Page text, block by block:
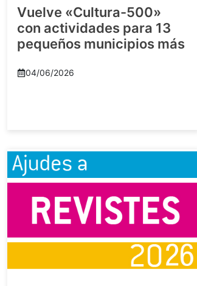
Vuelve «Cultura-500»
con actividades para 13
pequeños municipios más
04/06/2026